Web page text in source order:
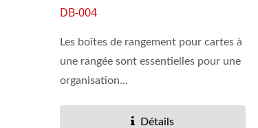
DB-004
Les boîtes de rangement pour cartes à
une rangée sont essentielles pour une
organisation...
Détails